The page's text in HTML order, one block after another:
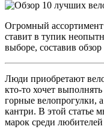
Огромный
ставит в тупик
выборе, составив
Люди приобретают
кто-то хочет
горные велопрогулки,
кантри. В этой статье
марок среди